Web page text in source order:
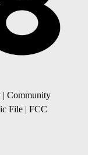
| Community
File | FCC